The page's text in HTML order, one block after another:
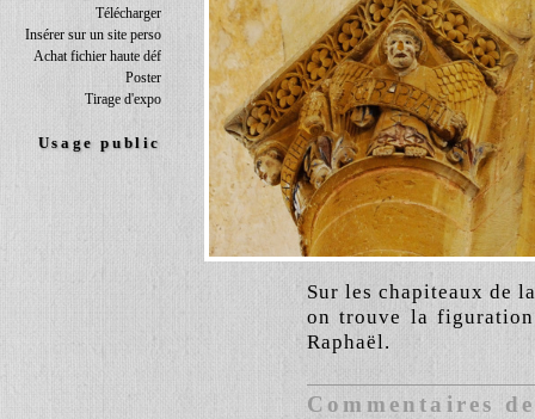
Télécharger
Insérer sur un site perso
Achat fichier haute déf
Poster
Tirage d'expo
Usage public
Sur les chapiteaux de
on trouve la
Raphaël.
Commentaires